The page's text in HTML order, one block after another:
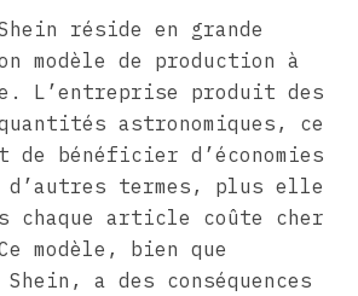
réside en grande
modèle de production à
L’entreprise produit des
astronomiques, ce
bénéficier d’économies
d’autres termes, plus elle
chaque article coûte cher
modèle, bien que
a des conséquences